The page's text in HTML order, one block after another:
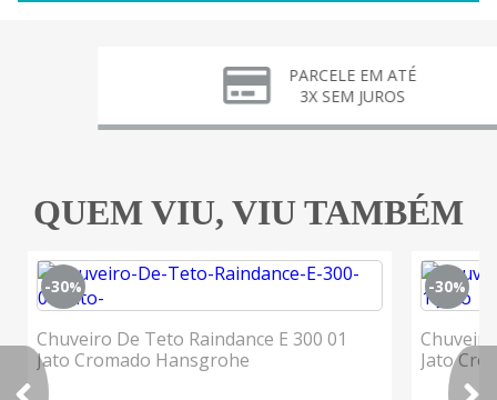
PARCELE EM ATÉ
3X SEM JUROS
QUEM VIU, VIU TAMBÉM
-30%
Chuveiro De Teto Raindance E 300 01
Jato Cromado Hansgrohe
-30%
Jato